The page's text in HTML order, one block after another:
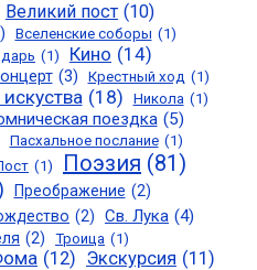
Великий пост (10)
Вселенские соборы (1)
(1) Кино (14)
(3) Крестный ход (1)
(18) Никола (1)
поездка (5)
Пасхальное послание (1)
(1) Поэзия (81)
Преображение (2)
(2) Св. Лука (4)
(2) Троица (1)
(12) Экскурсия (11)